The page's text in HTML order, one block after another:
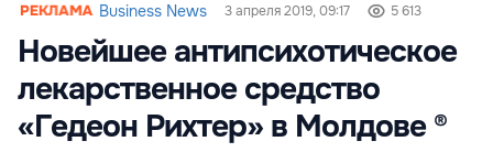
Business News 3 апреля 2019, 09:17 5 613
Новейшее антипсихотическое
лекарственное средство
«Гедеон Рихтер» в Молдове ®